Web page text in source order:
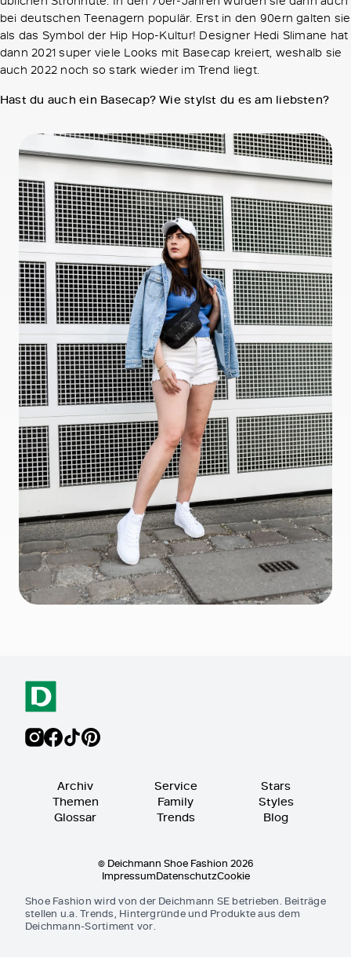
bei deutschen Teenagern populär. Erst in den 90ern galten sie
als das Symbol der Hip Hop-Kultur! Designer Hedi Slimane hat
dann 2021 super viele Looks mit Basecap kreiert, weshalb sie
auch 2022 noch so stark wieder im Trend liegt.
Hast du auch ein Basecap? Wie stylst du es am liebsten?
Archiv
Themen
Glossar
Service
Family
Trends
Stars
Styles
Blog
© Deichmann Shoe Fashion 2026
ImpressumDatenschutzCookie
Shoe Fashion wird von der Deichmann SE betrieben. Beiträge
stellen u.a. Trends, Hintergründe und Produkte aus dem
Deichmann-Sortiment vor.